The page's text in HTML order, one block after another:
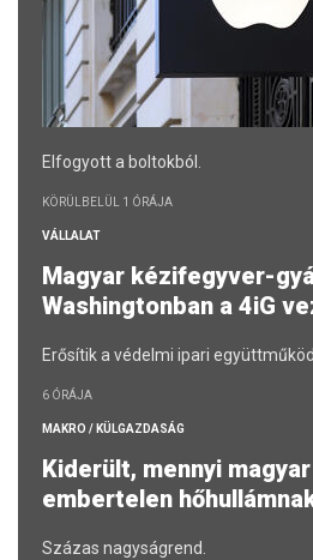
Elfogyott a boltokból.
KÖRÜLBELÜL 1 ÓRÁJA
VÁLLALAT
Magyar kézifegyver-
Washingtonban a 4iG
Erősítik a védelmi ipari
6 ÓRÁJA
MAKRO / KÜLGAZDASÁG
Kiderült, mennyi
embertelen
Százas nagyságrend.